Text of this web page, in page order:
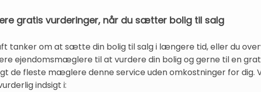
gratis vurderinger, når du sætter bolig til salg
tanker om at sætte din bolig til salg i længere tid, eller du
ejendomsmæglere til at vurdere din bolig og gerne til en
de fleste mæglere denne service uden omkostninger for dig.
indsigt i: